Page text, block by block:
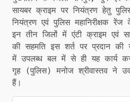
सायबर क्राइम पर नियंत्रण हेतु
नियंत्रण एवं पुलिस महानिरीक्षक रेंज
इन तीन जिलों में एंटी क्राइम एवं
की सहमति इस शर्त पर प्रदान की
में उपलब्ध बल में से ही यह कार्य
गृह (पुलिस) मनोज श्रीवास्तव ने
हैं।